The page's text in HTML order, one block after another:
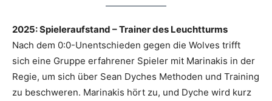
2025: Spieleraufstand – Trainer des Leuchtturms
Nach dem 0:0-Unentschieden gegen die Wolves trifft
sich eine Gruppe erfahrener Spieler mit Marinakis in der
Regie, um sich über Sean Dyches Methoden und Training
zu beschweren. Marinakis hört zu, und Dyche wird kurz